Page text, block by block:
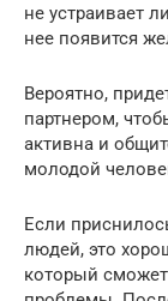
не устраивает
нее появится
Вероятно,
партнером,
активна и
молодой
Если
людей, это
который